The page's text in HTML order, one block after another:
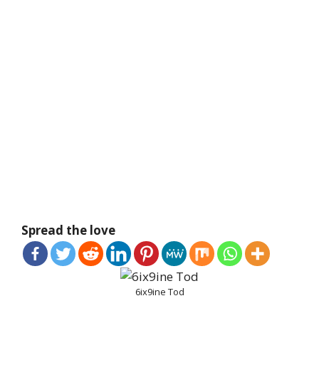
Spread the love
6ix9ine Tod